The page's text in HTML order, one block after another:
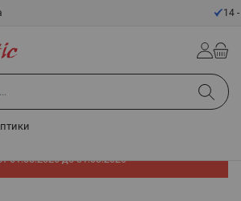
01.08.2026 до 31.08.2026